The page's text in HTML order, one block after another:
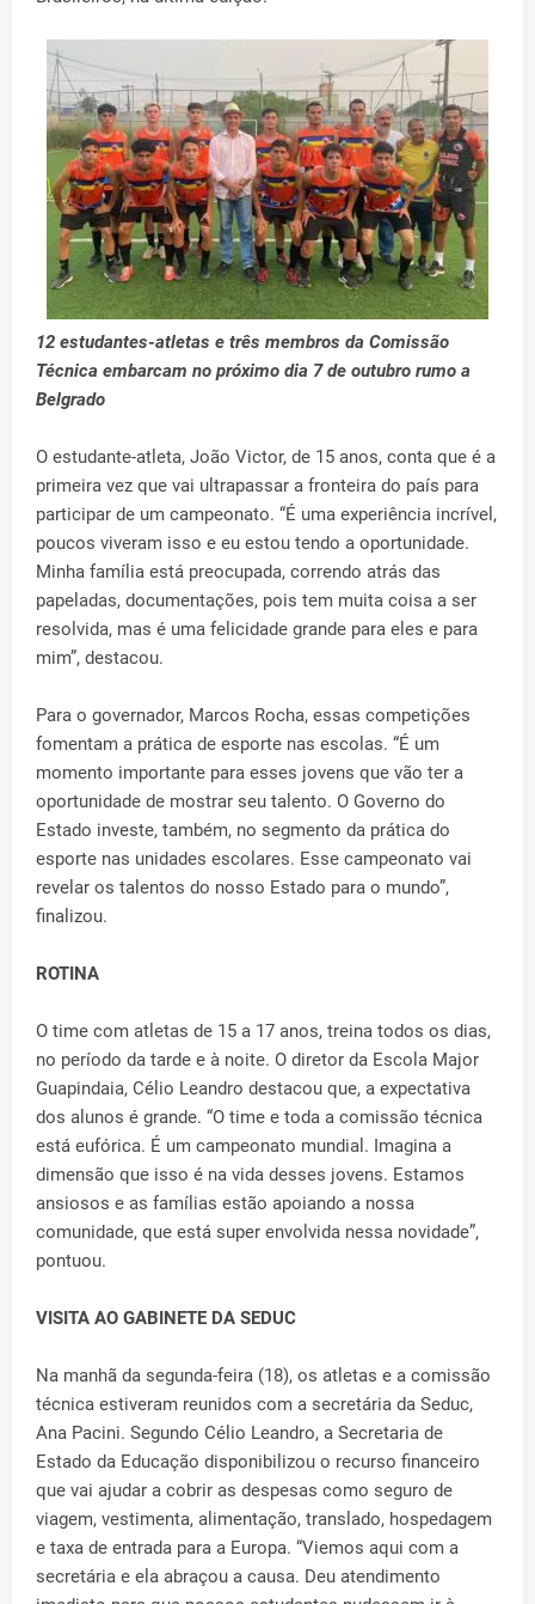
12 estudantes-atletas e três membros da Comissão
Técnica embarcam no próximo dia 7 de outubro rumo a
Belgrado
O estudante-atleta, João Victor, de 15 anos, conta que é a
primeira vez que vai ultrapassar a fronteira do país para
participar de um campeonato. “É uma experiência incrível,
poucos viveram isso e eu estou tendo a oportunidade.
Minha família está preocupada, correndo atrás das
papeladas, documentações, pois tem muita coisa a ser
resolvida, mas é uma felicidade grande para eles e para
mim”, destacou.
Para o governador, Marcos Rocha, essas competições
fomentam a prática de esporte nas escolas. “É um
momento importante para esses jovens que vão ter a
oportunidade de mostrar seu talento. O Governo do
Estado investe, também, no segmento da prática do
esporte nas unidades escolares. Esse campeonato vai
revelar os talentos do nosso Estado para o mundo”,
finalizou.
ROTINA
O time com atletas de 15 a 17 anos, treina todos os dias,
no período da tarde e à noite. O diretor da Escola Major
Guapindaia, Célio Leandro destacou que, a expectativa
dos alunos é grande. “O time e toda a comissão técnica
está eufórica. É um campeonato mundial. Imagina a
dimensão que isso é na vida desses jovens. Estamos
ansiosos e as famílias estão apoiando a nossa
comunidade, que está super envolvida nessa novidade”,
pontuou.
VISITA AO GABINETE DA SEDUC
Na manhã da segunda-feira (18), os atletas e a comissão
técnica estiveram reunidos com a secretária da Seduc,
Ana Pacini. Segundo Célio Leandro, a Secretaria de
Estado da Educação disponibilizou o recurso financeiro
que vai ajudar a cobrir as despesas como seguro de
viagem, vestimenta, alimentação, translado, hospedagem
e taxa de entrada para a Europa. “Viemos aqui com a
secretária e ela abraçou a causa. Deu atendimento